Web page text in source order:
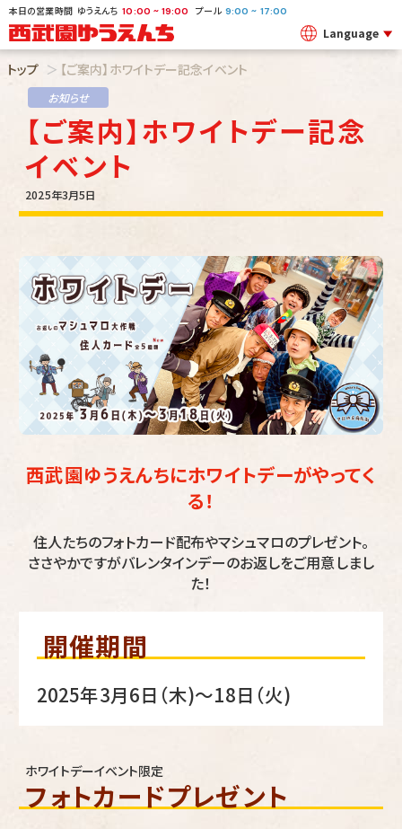
本日の営業時間 ゆうえんち 10:00 ~ 19:00 プール 9:00 ~ 17:00
Language
トップ 【ご案内】ホワイトデー記念イベント
お知らせ
【ご案内】ホワイトデー記念
イベント
2025年3月5日
西武園ゆうえんちにホワイトデーがやってく
る！
住人たちのフォトカード配布やマシュマロのプレゼント。
ささやかですがバレンタインデーのお返しをご用意しまし
た！
開催期間
2025年3月6日（木)～18日（火)
ホワイトデーイベント限定
フォトカードプレゼント